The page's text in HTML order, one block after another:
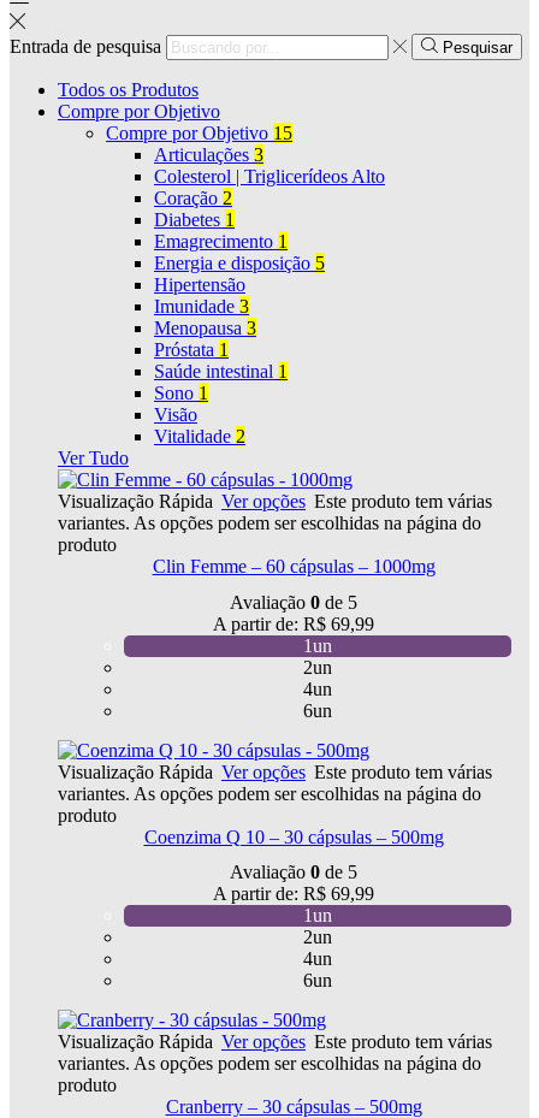
Entrada de pesquisa Pesquisar
Todos os Produtos
Compre por Objetivo
Compre por Objetivo 15
Articulações 3
Colesterol | Triglicerídeos Alto
Coração 2
Diabetes 1
Emagrecimento 1
Energia e disposição 5
Hipertensão
Imunidade 3
Menopausa 3
Próstata 1
Saúde intestinal 1
Sono 1
Visão
Vitalidade 2
Ver Tudo
Visualização Rápida Ver opções Este produto tem várias
variantes. As opções podem ser escolhidas na página do
produto
Clin Femme – 60 cápsulas – 1000mg
Avaliação 0 de 5
A partir de: R$ 69,99
1un
2un
4un
6un
Visualização Rápida Ver opções Este produto tem várias
variantes. As opções podem ser escolhidas na página do
produto
Coenzima Q 10 – 30 cápsulas – 500mg
Avaliação 0 de 5
A partir de: R$ 69,99
1un
2un
4un
6un
Visualização Rápida Ver opções Este produto tem várias
variantes. As opções podem ser escolhidas na página do
produto
Cranberry – 30 cápsulas – 500mg